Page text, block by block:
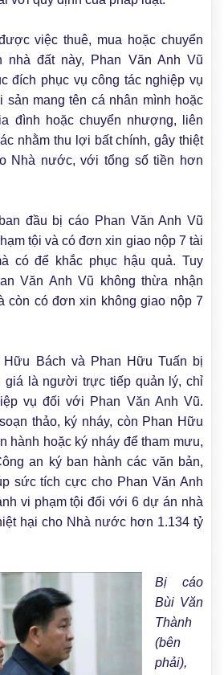
việc thuê, mua hoặc chuyển
đất này, Phan Văn Anh Vũ
đích phục vụ công tác nghiệp vụ
sản mang tên cá nhân mình hoặc
đình hoặc chuyển nhượng, liên
nhằm thu lợi bất chính, gây thiệt
Nhà nước, với tổng số tiền hơn
đầu bị cáo Phan Văn Anh Vũ
tội và có đơn xin giao nộp 7 tài
có để khắc phục hậu quả. Tuy
Văn Anh Vũ không thừa nhận
còn có đơn xin không giao nộp 7
Hữu Bách và Phan Hữu Tuấn bị
giá là người trực tiếp quản lý, chỉ
vụ đối với Phan Văn Anh Vũ.
thảo, ký nháy, còn Phan Hữu
hành hoặc ký nháy để tham mưu,
an ký ban hành các văn bản,
sức tích cực cho Phan Văn Anh
vi phạm tội đối với 6 dự án nhà
hại cho Nhà nước hơn 1.134 tỷ
Bị cáo
Bùi Văn
Thành
(bên
phải),